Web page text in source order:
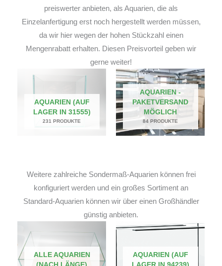
preiswerter anbieten, als Aquarien, die als
Einzelanfertigung erst noch hergestellt werden müssen,
da wir hier wegen der hohen Stückzahl einen
Mengenrabatt erhalten. Diesen Preisvorteil geben wir
gerne weiter!
AQUARIEN (AUF
LAGER IN 31555)
231 PRODUKTE
AQUARIEN -
PAKETVERSAND
MÖGLICH
84 PRODUKTE
Weitere zahlreiche Sondermaß-Aquarien können frei
konfiguriert werden und ein großes Sortiment an
Standard-Aquarien können wir über einen Großhändler
günstig anbieten.
ALLE AQUARIEN
AQUARIEN (AUF